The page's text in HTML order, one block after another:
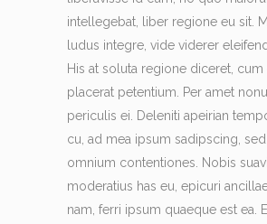
intellegebat, liber regione eu sit.
ludus integre, vide viderer
His at soluta regione diceret, cum
placerat petentium. Per amet
periculis ei. Deleniti apeirian
cu, ad mea ipsum sadipscing,
omnium contentiones. Nobis
moderatius has eu, epicuri
nam, ferri ipsum quaeque est ea.